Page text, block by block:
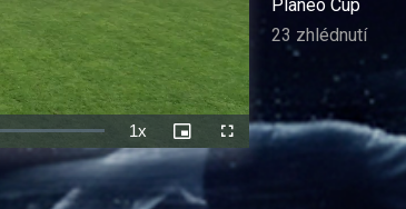
1xRychlost
přehrávání
Picture-
in-
Picture
Celá
obrazovka
Planeo Cup
23 zhlédnutí